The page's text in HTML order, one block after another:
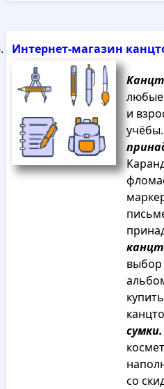
Интернет-магазин
любые
и
учёбы.
выбор
сумки.
со